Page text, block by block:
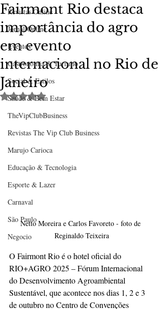
Revistas Online
Jornal Online
Eventos
Gastronomia & Turismo
Social & Estilos
Saúde & Bem Estar
TheVipClubBusiness
Revistas The Vip Club Business
Marujo Carioca
Educação & Tecnologia
Esporte & Lazer
Carnaval
São Paulo
Negocio
Fairmont Rio destaca
importância do agro
em evento
internacional no Rio de
Janeiro
Avaliado com NaN de 5 estrelas.
Netto Moreira e Carlos Favoreto - foto de
Reginaldo Teixeira
O Fairmont Rio é o hotel oficial do
RIO+AGRO 2025 – Fórum Internacional
do Desenvolvimento Agroambiental
Sustentável, que acontece nos dias 1, 2 e 3
de outubro no Centro de Convenções